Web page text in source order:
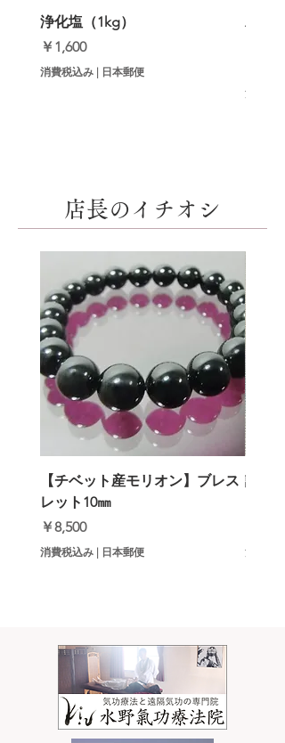
浄化塩（1kg）
価格
￥1,600
消費税込み | 日本郵便
邪気
消費税込
【チベット産モリオン】ブレス
レット10㎜
価格
￥8,500
消費税込み | 日本郵便
誹謗
消費税込
店長のイチオシ